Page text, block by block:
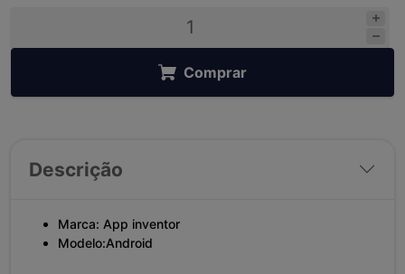
Comprar
Descrição
Marca: App inventor
Modelo:Android